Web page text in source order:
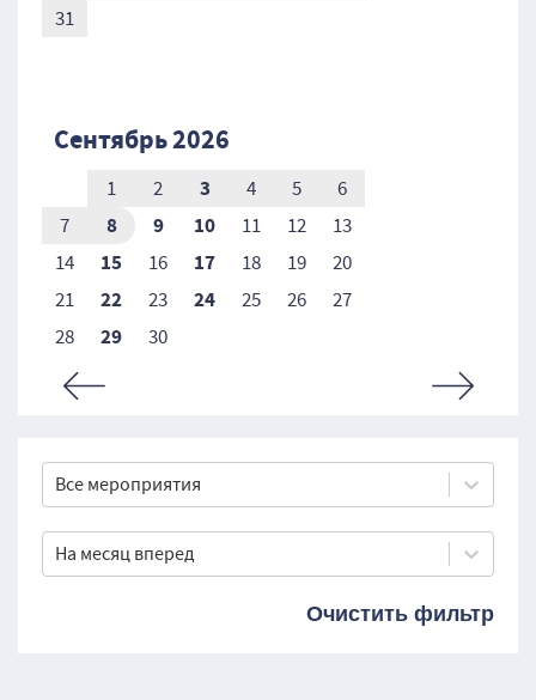
31
Сентябрь 2026
1 2 3 4 5
6
7
8 9 10 11 12
13
14
15 16 17 18 19
20
21
22 23 24 25 26
27
28
29 30
Все мероприятия
На месяц вперед
Очистить фильтр